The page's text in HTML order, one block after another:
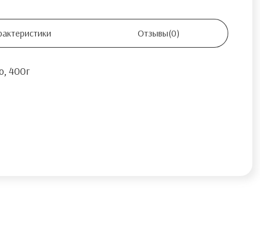
Отзывы(0)
400г